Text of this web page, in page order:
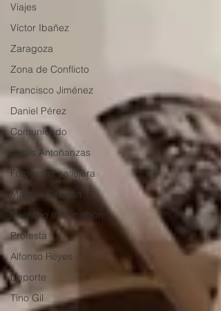
Viajes
Víctor Ibañez
Zaragoza
Zona de Conflicto
Francisco Jiménez
Daniel Pérez
Comunicado
Jesús Antoñanzas
Fotografía callejera
Marcos Cebrián
Derecho Información
Protesta
Alfonso Reyes
Deporte
Tino Gil